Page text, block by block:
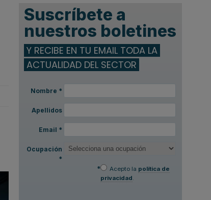
Suscríbete a
nuestros boletines
Y RECIBE EN TU EMAIL TODA LA
ACTUALIDAD DEL SECTOR
Nombre *
Apellidos
Email *
Ocupación
*
*
Acepto la política de
privacidad.